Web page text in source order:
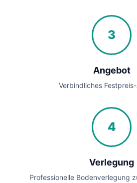
3
Angebot
Verbindliches
4
Verlegung
Professionelle Bodenverlegung